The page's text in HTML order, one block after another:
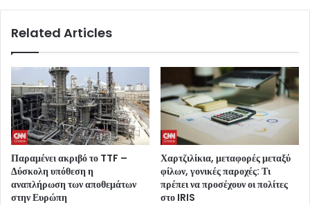
Related Articles
Παραμένει ακριβό το TTF –
Δύσκολη υπόθεση η
αναπλήρωση των αποθεμάτων
στην Ευρώπη
Χαρτζιλίκια, μεταφορές μεταξύ
φίλων, γονικές παροχές: Τι
πρέπει να προσέχουν οι πολίτες
στο IRIS